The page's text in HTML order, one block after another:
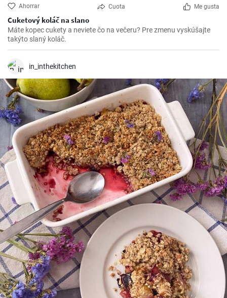
Ahorrar Cuota Me gusta
Cuketový koláč na slano
Máte kopec cukety a neviete čo na večeru? Pre zmenu vyskúšajte
takýto slaný koláč.
in_inthekitchen